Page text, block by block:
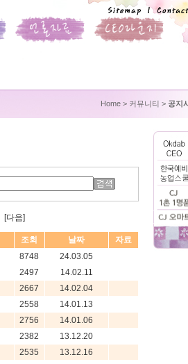
Home > 커뮤니티 > 공지
[다음]
조회 날짜
자료
8748
24.03.05
2497
14.02.11
2667
14.02.04
2558
14.01.13
2756
14.01.06
2382
13.12.20
2535
13.12.16